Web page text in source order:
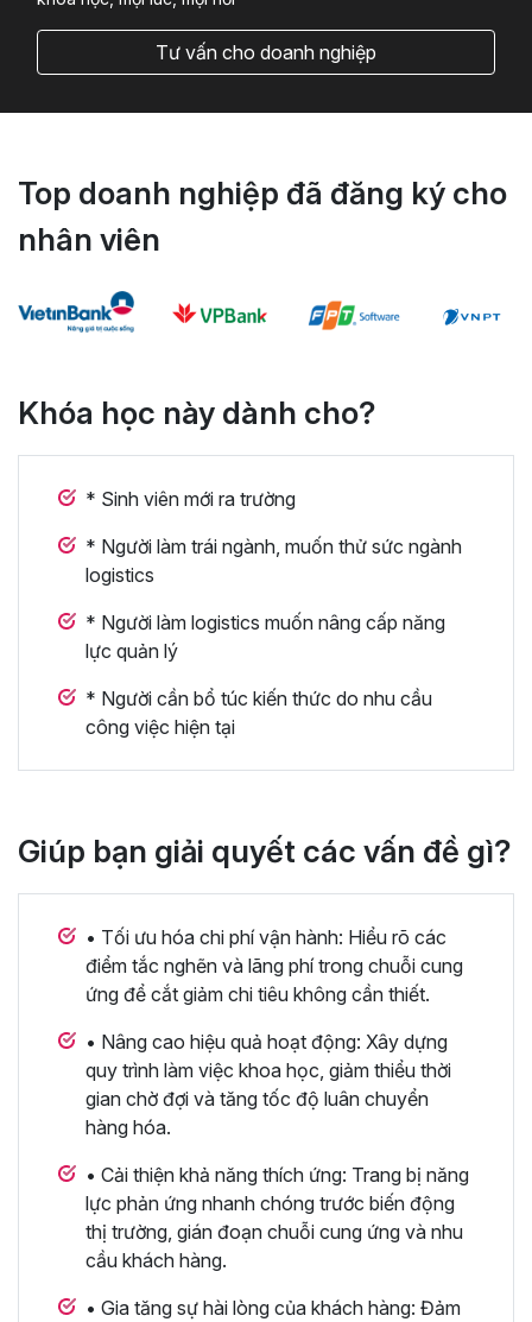
Tư vấn cho doanh nghiệp
Top doanh nghiệp đã đăng ký cho
nhân viên
Khóa học này dành cho?
* Sinh viên mới ra trường
* Người làm trái ngành, muốn thử sức ngành
logistics
* Người làm logistics muốn nâng cấp năng
lực quản lý
* Người cần bổ túc kiến thức do nhu cầu
công việc hiện tại
Giúp bạn giải quyết các vấn đề gì?
• Tối ưu hóa chi phí vận hành: Hiểu rõ các
điểm tắc nghẽn và lãng phí trong chuỗi cung
ứng để cắt giảm chi tiêu không cần thiết.
• Nâng cao hiệu quả hoạt động: Xây dựng
quy trình làm việc khoa học, giảm thiểu thời
gian chờ đợi và tăng tốc độ luân chuyển
hàng hóa.
• Cải thiện khả năng thích ứng: Trang bị năng
lực phản ứng nhanh chóng trước biến động
thị trường, gián đoạn chuỗi cung ứng và nhu
cầu khách hàng.
• Gia tăng sự hài lòng của khách hàng: Đảm